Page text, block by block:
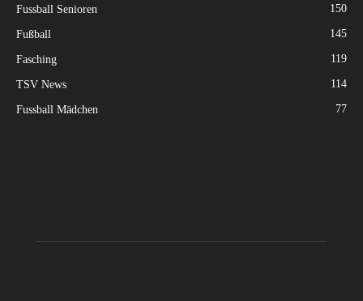
Fussball Senioren 150
Fußball 145
Fasching 119
TSV News 114
Fussball Mädchen 77